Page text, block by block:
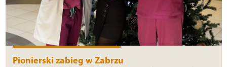
Pionierski zabieg w Zabrzu